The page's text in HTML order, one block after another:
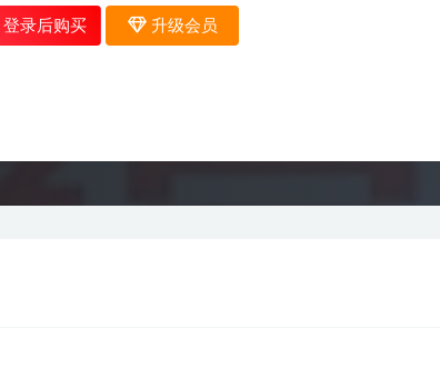
登录后购买 升级会员